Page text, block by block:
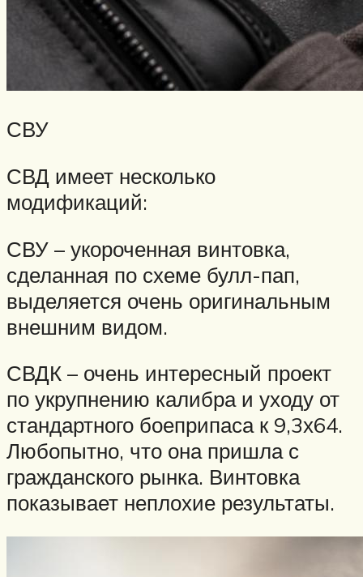
СВУ
СВД имеет несколько
модификаций:
СВУ – укороченная винтовка,
сделанная по схеме булл-пап,
выделяется очень оригинальным
внешним видом.
СВДК – очень интересный проект
по укрупнению калибра и уходу от
стандартного боеприпаса к 9,3х64.
Любопытно, что она пришла с
гражданского рынка. Винтовка
показывает неплохие результаты.